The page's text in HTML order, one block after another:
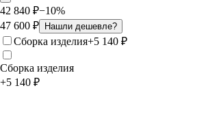
42 840 ₽−10%
47 600 ₽ Нашли дешевле?
Сборка изделия+5 140 ₽
Сборка изделия
+5 140 ₽